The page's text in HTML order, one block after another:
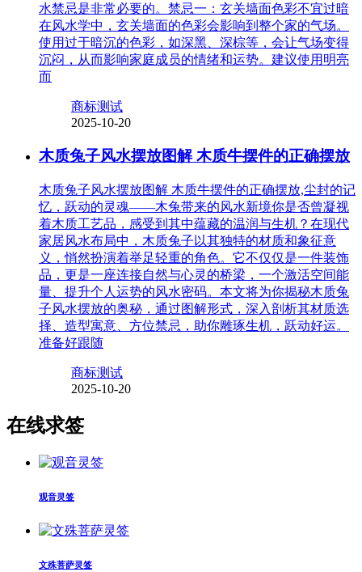
水禁忌是非常必要的。禁忌一：玄关墙面色彩不宜过暗
在风水学中，玄关墙面的色彩会影响到整个家的气场。
使用过于暗沉的色彩，如深黑、深棕等，会让气场变得
沉闷，从而影响家庭成员的情绪和运势。建议使用明亮
而
商标测试
2025-10-20
木质兔子风水摆放图解 木质牛摆件的正确摆放
木质兔子风水摆放图解 木质牛摆件的正确摆放,尘封的记
忆，跃动的灵魂——木兔带来的风水新境你是否曾凝视
着木质工艺品，感受到其中蕴藏的温润与生机？在现代
家居风水布局中，木质兔子以其独特的材质和象征意
义，悄然扮演着举足轻重的角色。它不仅仅是一件装饰
品，更是一座连接自然与心灵的桥梁，一个激活空间能
量、提升个人运势的风水密码。本文将为你揭秘木质兔
子风水摆放的奥秘，通过图解形式，深入剖析其材质选
择、造型寓意、方位禁忌，助你雕琢生机，跃动好运。
准备好跟随
商标测试
2025-10-20
在线求签
观音灵签
文殊菩萨灵签